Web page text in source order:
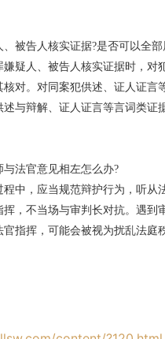
被告人核实证据?是否可以全
疑人、被告人核实证据时，
对。对同案犯供述、证人证言
与辩解、证人证言等言词类
法官意见相左怎么办?
中，应当规范辩护行为，听
，不当场与审判长对抗。遇到
指挥，可能会被视为扰乱法